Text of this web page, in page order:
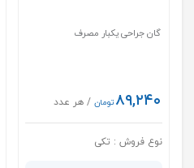
گان جراحی یکبار مصرف
۸۹,۲۴۰تومان / هر عدد
نوع فروش : تکی